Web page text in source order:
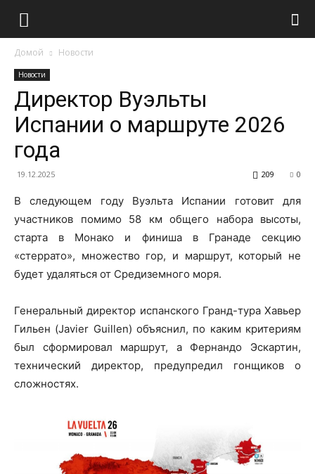
Домой Новости
Новости
Директор Вуэльты
Испании о маршруте 2026
года
19.12.2025 0
209
В следующем году Вуэльта Испании готовит для
участников помимо 58 км общего набора высоты,
старта в Монако и финиша в Гранаде секцию
«стеррато», множество гор, и маршрут, который не
будет удаляться от Средиземного моря.
Генеральный директор испанского Гранд-тура Хавьер
Гильен (Javier Guillen) объяснил, по каким критериям
был сформировал маршрут, а Фернандо Эскартин,
технический директор, предупредил гонщиков о
сложностях.